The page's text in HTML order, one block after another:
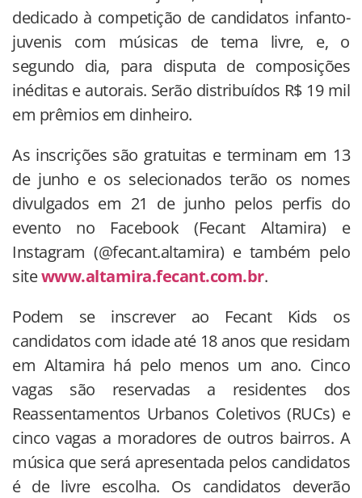
dedicado à competição de candidatos infanto-
juvenis com músicas de tema livre, e, o
segundo dia, para disputa de composições
inéditas e autorais. Serão distribuídos R$ 19 mil
em prêmios em dinheiro.
As inscrições são gratuitas e terminam em 13
de junho e os selecionados terão os nomes
divulgados em 21 de junho pelos perfis do
evento no Facebook (Fecant Altamira) e
Instagram (@fecant.altamira) e também pelo
sitewww.altamira.fecant.com.br.
Podem se inscrever ao Fecant Kids os
candidatos com idade até 18 anos que residam
em Altamira há pelo menos um ano. Cinco
vagas são reservadas a residentes dos
Reassentamentos Urbanos Coletivos (RUCs) e
cinco vagas a moradores de outros bairros. A
música que será apresentada pelos candidatos
é de livre escolha. Os candidatos deverão